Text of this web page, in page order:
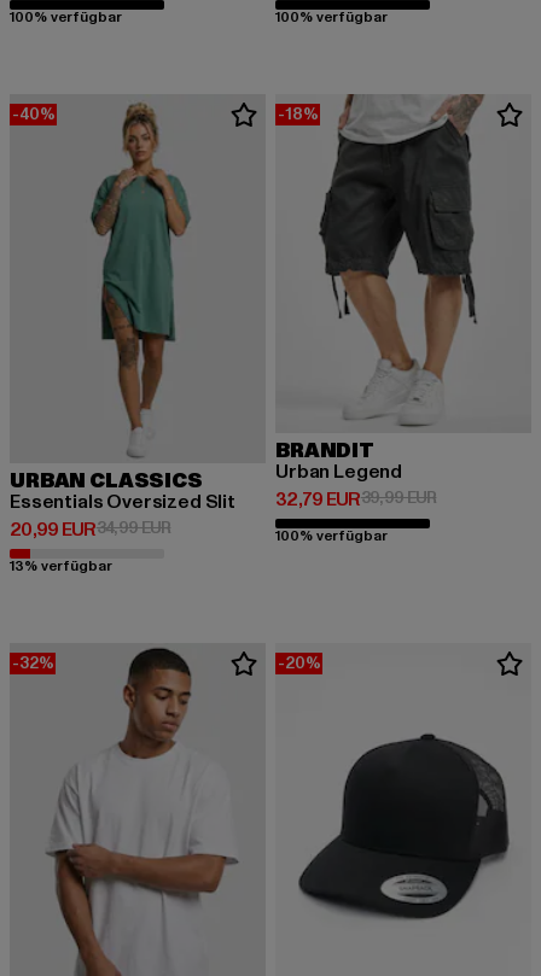
100% verfügbar 100% verfügbar
-40%
URBAN CLASSICS
Essentials Oversized Slit
20,99 EUR
Derzeitiger Preis: 20,99 EUR
34,99 EURAktionspreis: 34,99 EUR
13% verfügbar
-18%
BRANDIT
Urban Legend
32,79 EUR
Derzeitiger Preis: 32,79 EUR
39,99 EURAktionspreis:
100% verfügbar
-32% -20%